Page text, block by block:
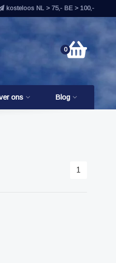
kosteloos NL > 75,- BE > 100,-
0
ons Blog
1